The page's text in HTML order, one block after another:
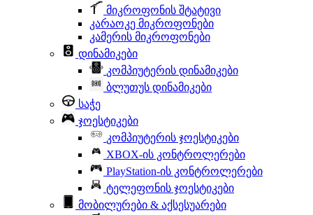
მიკროფონის შტატივი
კარაოკე მიკროფონები
კამერის მიკროფონები
დინამიკები
კომპიუტერის დინამიკები
ბლუთუს დინამიკები
საჭე
ჯოესტიკები
კომპიუტერის ჯოესტიკები
XBOX-ის კონტროლერები
PlayStation-ის კონტროლერები
ტელეფონის ჯოესტიკები
მობილურები & აქსესუარები